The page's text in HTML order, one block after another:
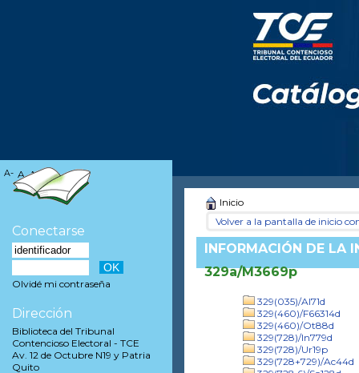
Inicio
Volver a la pantalla de inicio
INFORMACIÓN DE LA
329a/M3669p
329(035)/Al71d
329(460)/F66314d
329(460)/Ot88d
329(728)/In779d
329(728)/Ur19p
329(728+729)/Ac44d
A- A A+
Conectarse
Olvidé mi contraseña
Dirección
Biblioteca del Tribunal
Contencioso Electoral - TCE
Av. 12 de Octubre N19 y Patria
Quito